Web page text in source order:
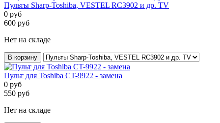
Пульты Sharp-Toshiba, VESTEL RC3902 и др. TV
0 руб
600 руб
Нет на складе
В корзину
Пульт для Toshiba CT-9922 - замена
0 руб
550 руб
Нет на складе